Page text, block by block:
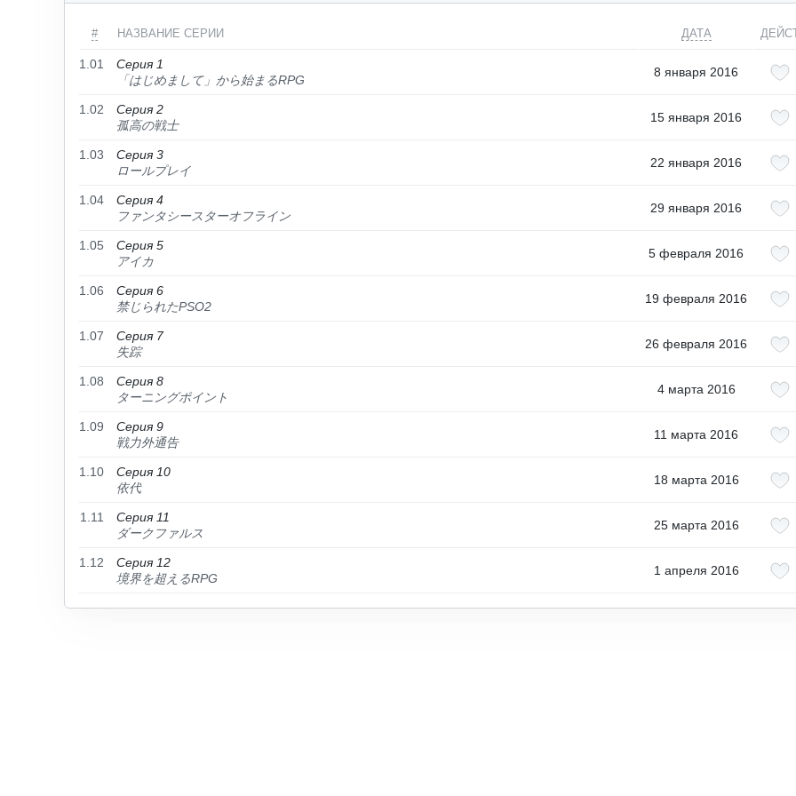
# НАЗВАНИЕ СЕРИИ ДАТА
1.01
Серия 1
「はじめまして」から始まるRPG
8 января 2016
1.02
Серия 2
孤高の戦士
15 января 2016
1.03
Серия 3
ロールプレイ
22 января 2016
1.04
Серия 4
ファンタシースターオフライン
29 января 2016
1.05
Серия 5
アイカ
5 февраля 2016
1.06
Серия 6
禁じられたPSO2
19 февраля 2016
1.07
Серия 7
失踪
26 февраля 2016
1.08
Серия 8
ターニングポイント
4 марта 2016
1.09
Серия 9
戦力外通告
11 марта 2016
1.10
Серия 10
依代
18 марта 2016
1.11
Серия 11
ダークファルス
25 марта 2016
1.12
Серия 12
境界を超えるRPG
1 апреля 2016